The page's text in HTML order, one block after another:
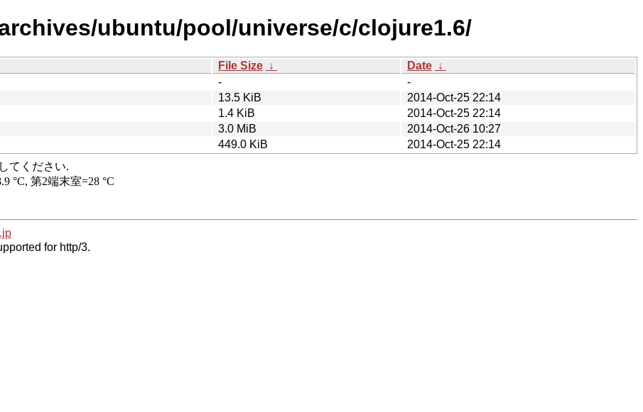
ubuntu/pool/universe/c/clojure1.6/
File Size ↓ Date ↓
-
-
13.5 KiB
2014-Oct-25 22:14
1.4 KiB
2014-Oct-25 22:14
3.0 MiB
2014-Oct-26 10:27
449.0 KiB 2014-Oct-25 22:14
for http/3.